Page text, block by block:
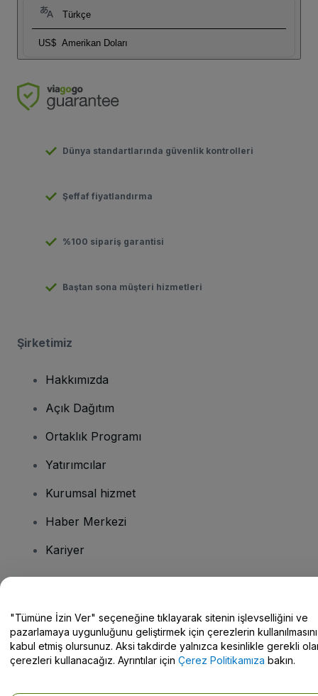
Türkçe
US$ Amerikan Doları
Dünya standartlarında güvenlik kontrolleri
Şeffaf fiyatlandırma
%100 sipariş garantisi
Baştan sona müşteri hizmetleri
Şirketimiz
Hakkımızda
Açık Dağıtım
Ortaklık Programı
Yatırımcılar
Kurumsal hizmet
Haber Merkezi
Kariyer
Yardım Merkezi / Bize Ulaşın
"Tümüne İzin Ver" seçeneğine tıklayarak sitenin işlevselliğini ve
pazarlamaya uygunluğunu geliştirmek için çerezlerin kullanılmasını
kabul etmiş olursunuz. Aksi takdirde yalnızca kesinlikle gerekli
çerezleri kullanacağız. Ayrıntılar için Çerez Politikamıza bakın.